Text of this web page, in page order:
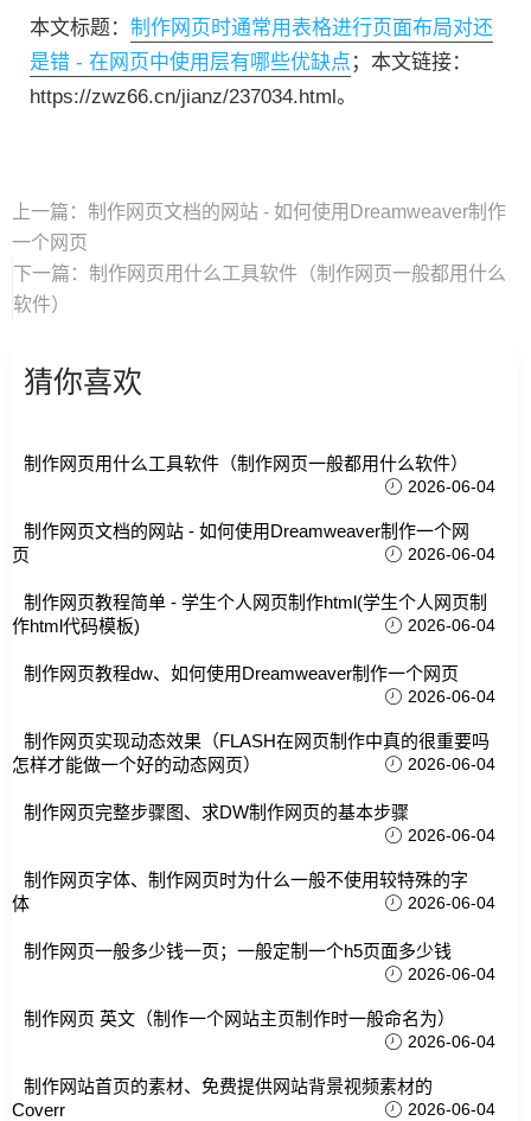
本文标题： 制作网页时通常用表格进行页面布局对还
是错 - 在网页中使用层有哪些优缺点 ；本文链接：
https://zwz66.cn/jianz/237034.html。
上一篇： 制作网页文档的网站 - 如何使用Dreamweaver制作
一个网页
下一篇： 制作网页用什么工具软件（制作网页一般都用什么
软件）
猜你喜欢
制作网页用什么工具软件（制作网页一般都用什么软件）
2026-06-04
制作网页文档的网站 - 如何使用Dreamweaver制作一个网
页
2026-06-04
制作网页教程简单 - 学生个人网页制作html(学生个人网页制
作html代码模板)
2026-06-04
制作网页教程dw、如何使用Dreamweaver制作一个网页
2026-06-04
制作网页实现动态效果（FLASH在网页制作中真的很重要吗
怎样才能做一个好的动态网页）
2026-06-04
制作网页完整步骤图、求DW制作网页的基本步骤
2026-06-04
制作网页字体、制作网页时为什么一般不使用较特殊的字
体
2026-06-04
制作网页一般多少钱一页；一般定制一个h5页面多少钱
2026-06-04
制作网页 英文（制作一个网站主页制作时一般命名为）
2026-06-04
制作网站首页的素材、免费提供网站背景视频素材的
Coverr
2026-06-04